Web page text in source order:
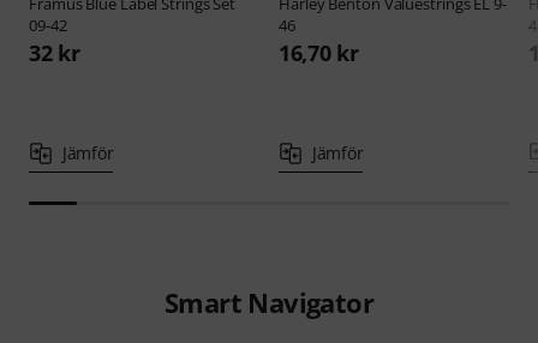
09-42
32 kr
Jämför
46
16,70 kr
Jämför
Smart Navigator